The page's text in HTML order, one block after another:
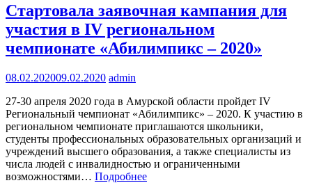
Стартовала заявочная кампания для
участия в IV региональном
чемпионате «Абилимпикс – 2020»
08.02.202009.02.2020 admin
27-30 апреля 2020 года в Амурской области пройдет IV
Региональный чемпионат «Абилимпикс» – 2020. К участию в
региональном чемпионате приглашаются школьники,
студенты профессиональных образовательных организаций и
учреждений высшего образования, а также специалисты из
числа людей с инвалидностью и ограниченными
возможностями… Подробнее